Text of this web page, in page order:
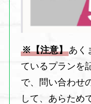
※【注意】あく
ているプランを
で、問い合わせ
して、あらため